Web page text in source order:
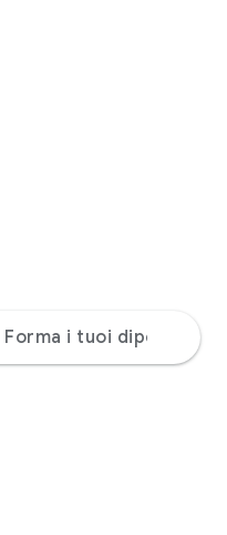
Forma i tuoi dipendenti